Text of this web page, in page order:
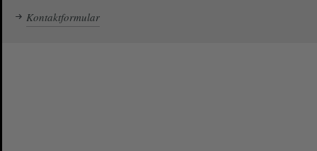
Kontaktformular